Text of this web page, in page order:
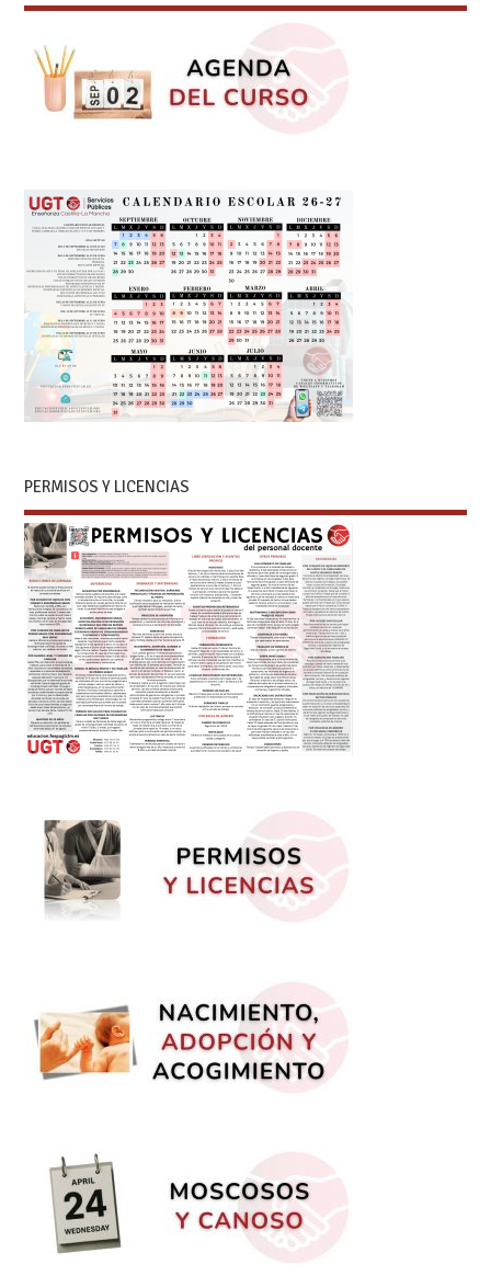
PERMISOS Y LICENCIAS